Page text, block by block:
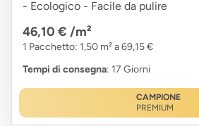
- Ecologico - Facile da pulire
46,10 € /m²
1 Pacchetto: 1,50 m² a 69,15 €
Tempi di consegna: 17 Giorni
CAMPIONE
PREMIUM